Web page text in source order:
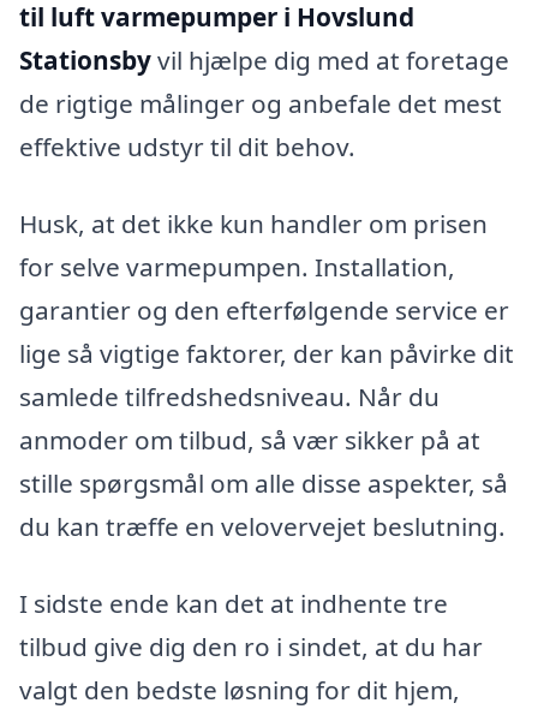
til luft varmepumper i Hovslund
Stationsbyvil hjælpe dig med at foretage
de rigtige målinger og anbefale det mest
effektive udstyr til dit behov.
Husk, at det ikke kun handler om prisen
for selve varmepumpen. Installation,
garantier og den efterfølgende service er
lige så vigtige faktorer, der kan påvirke dit
samlede tilfredshedsniveau. Når du
anmoder om tilbud, så vær sikker på at
stille spørgsmål om alle disse aspekter, så
du kan træffe en velovervejet beslutning.
I sidste ende kan det at indhente tre
tilbud give dig den ro i sindet, at du har
valgt den bedste løsning for dit hjem,